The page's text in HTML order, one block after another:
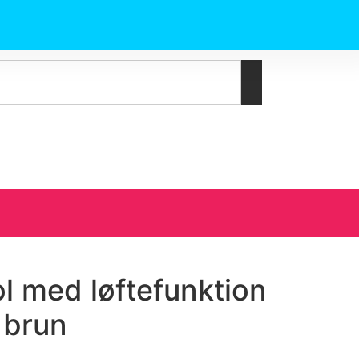
med løftefunktion